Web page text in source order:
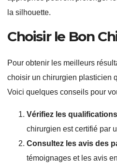
la silhouette.
Choisir le Bon
Pour obtenir les meilleurs
choisir un chirurgien plasticien
Voici quelques conseils pour
Vérifiez les qualifications
chirurgien est certifié par
Consultez les avis des
témoignages et les avis